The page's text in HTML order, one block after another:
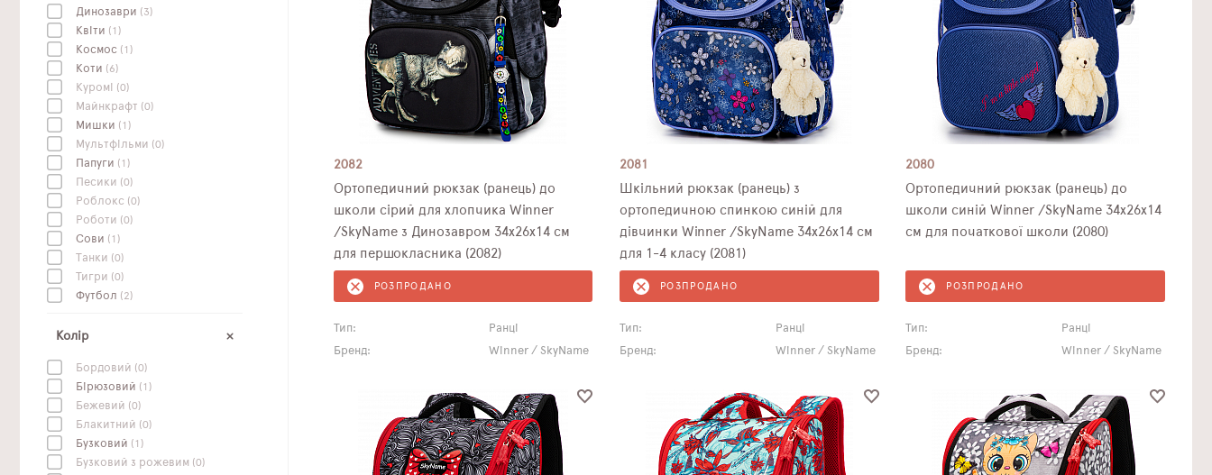
Динозаври (3)
Квіти (1)
Космос (1)
Коти (6)
Куромі (0)
Майнкрафт (0)
Мишки (1)
Мультфільми (0)
Папуги (1)
Песики (0)
Роблокс (0)
Роботи (0)
Сови (1)
Танки (0)
Тигри (0)
Футбол (2)
Колір
Бордовий (0)
Бірюзовий (1)
Бежевий (0)
Блакитний (0)
Бузковий (1)
Бузковий з рожевим (0)
2082
Ортопедичний рюкзак (ранець) до
школи сірий для хлопчика Winner
/SkyName з Динозавром 34х26х14 см
для першокласника (2082)
РОЗПРОДАНО
Тип:
Ранці
Бренд:
Winner / SkyName
2081
Шкільний рюкзак (ранець) з
ортопедичною спинкою синій для
дівчинки Winner /SkyName 34х26х14 см
для 1-4 класу (2081)
РОЗПРОДАНО
Тип:
Ранці
Бренд:
Winner / SkyName
2080
Ортопедичний рюкзак (ранець) до
школи синій Winner /SkyName 34х26х14
см для початкової школи (2080)
РОЗПРОДАНО
Тип:
Ранці
Бренд:
Winner / SkyName